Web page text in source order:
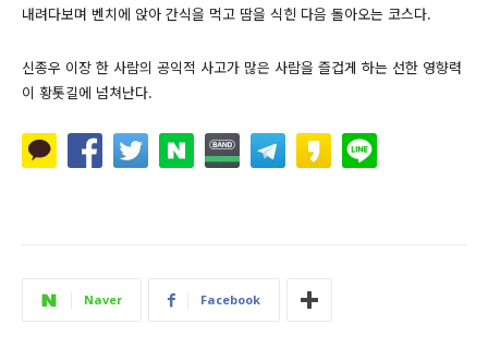
내려다보며 벤치에 앉아 간식을 먹고 땀을 식힌 다음 돌아오는 코스다.
신종우 이장 한 사람의 공익적 사고가 많은 사람을 즐겁게 하는 선한 영향력
이 황톳길에 넘쳐난다.
Naver Facebook